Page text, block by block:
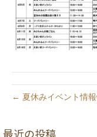
← 夏休みイベント情
最近の投稿